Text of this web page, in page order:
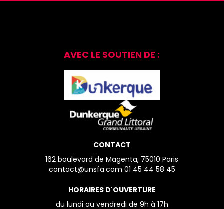
AVEC LE SOUTIEN DE :
CONTACT
162 boulevard de Magenta, 75010 Paris
contact@unsfa.com 01 45 44 58 45
HORAIRES D'OUVERTURE
du lundi au vendredi de 9h à 17h